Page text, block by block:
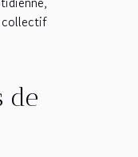
collectif
de